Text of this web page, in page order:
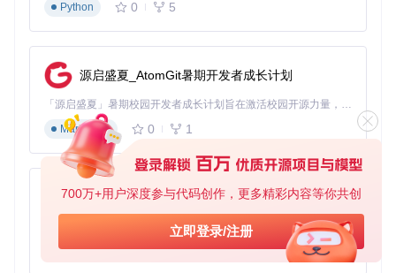
700万+用户深度参与代码创作，更多精彩内容等你共创
立即登录/注册
Python
0 5
源启盛夏_AtomGit暑期开发者成长计划
「源启盛夏」暑期校园开发者成长计划旨在激活校园开源力量，通过积分激励、认证扶持、资源倾斜等形式，引导高校组织和开发者完成「入驻 — 建项目 — 做贡献 — 获认证 — 得资源」的完整闭环。无论你是想带领社团入驻平台的组织者，还是希望用代码贡献证明自己的开发者，都能在这里找到属于你的成长路径。
Markdown
0 1
py-xiaozhi
基于Python的Xiaozhi AI，适用于想要完整Xiaozhi体验而无需拥有专用硬件的用户。
Python
0 1